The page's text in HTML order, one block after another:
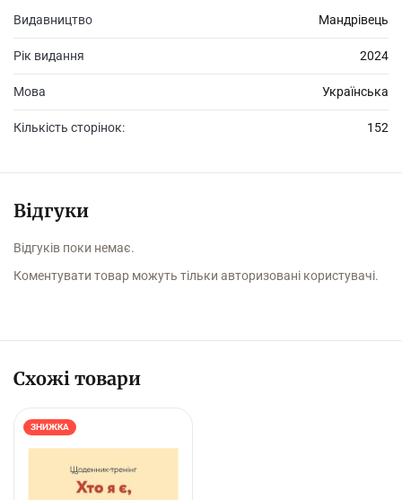
Особливий він ще й тому, що на сторінках для рецептів є
цитати з книжок «Усиновлена», «Дім Єви» та «Рятуючи Єву»
мегапопулярної Нелі Романовської.
Видавництво Мандрівець
Рік видання 2024
Мова Українська
Кількість сторінок: 152
Відгуки
Відгуків поки немає.
Коментувати товар можуть тільки авторизовані користувачі.
Схожі товари
ЗНИЖКА